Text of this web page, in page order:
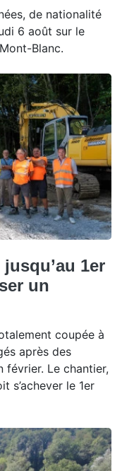
de nationalité
6 août sur le
Blanc.
1er
un
coupée à
après des
février. Le chantier,
s’achever le 1er